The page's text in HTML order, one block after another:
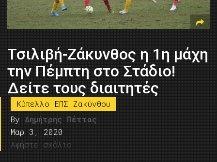
Τσιλιβή-Ζάκυνθος η 1η μάχη
την Πέμπτη στο Στάδιο!
Δείτε τους διαιτητές
Κύπελλο ΕΠΣ Ζακύνθου
By Δημήτρης Πέττας
Μαρ 3, 2020
Αφήστε σχόλιο